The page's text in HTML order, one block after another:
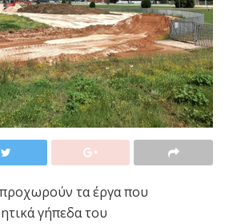
τα έργα που
γήπεδα του